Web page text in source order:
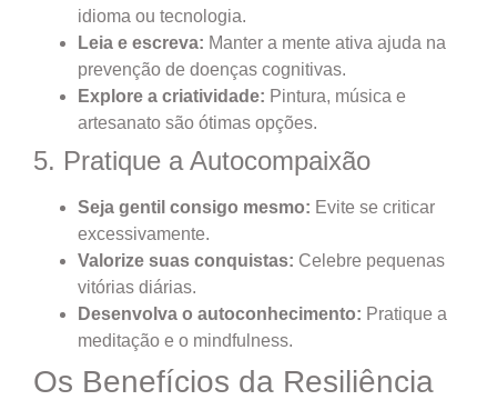
idioma ou tecnologia.
Leia e escreva: Manter a mente ativa ajuda na
prevenção de doenças cognitivas.
Explore a criatividade: Pintura, música e
artesanato são ótimas opções.
5. Pratique a Autocompaixão
Seja gentil consigo mesmo: Evite se criticar
excessivamente.
Valorize suas conquistas: Celebre pequenas
vitórias diárias.
Desenvolva o autoconhecimento: Pratique a
meditação e o mindfulness.
Os Benefícios da Resiliência